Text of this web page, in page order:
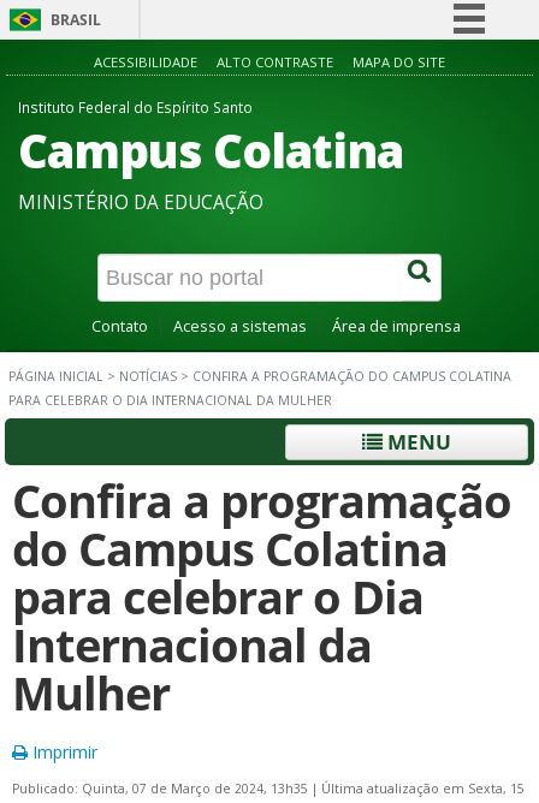
BRASIL
Simplifique!
Acesso à informação
Canais
ACESSIBILIDADE ALTO CONTRASTE MAPA DO SITE
Instituto Federal do Espírito Santo
Campus Colatina
MINISTÉRIO DA EDUCAÇÃO
Contato Acesso a sistemas Área de imprensa
PÁGINA INICIAL > NOTÍCIAS > CONFIRA A PROGRAMAÇÃO DO CAMPUS COLATINA
PARA CELEBRAR O DIA INTERNACIONAL DA MULHER
MENU
Confira a programação
do Campus Colatina
para celebrar o Dia
Internacional da
Mulher
Imprimir
Publicado: Quinta, 07 de Março de 2024, 13h35 | Última atualização em Sexta, 15